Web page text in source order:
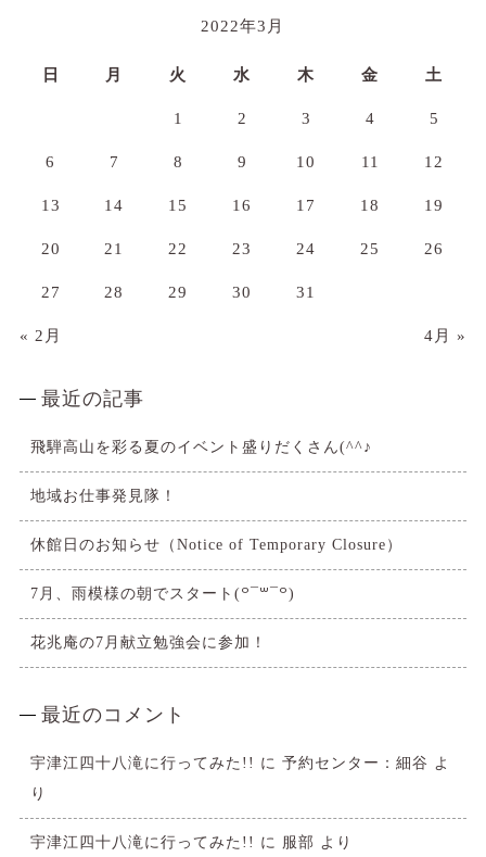
2022年3月
日 月 火 水 木 金 土
1 2 3 4 5
6 7 8 9 10 11 12
13 14 15 16 17 18 19
20 21 22 23 24 25 26
27 28 29 30 31
« 2月 4月 »
最近の記事
飛騨高山を彩る夏のイベント盛りだくさん(^^♪
地域お仕事発見隊！
休館日のお知らせ（Notice of Temporary Closure）
7月、雨模様の朝でスタート(꒪¯꒳​¯꒪)
花兆庵の7月献立勉強会に参加！
最近のコメント
宇津江四十八滝に行ってみた!! に 予約センター：細谷 よ
り
宇津江四十八滝に行ってみた!! に 服部 より